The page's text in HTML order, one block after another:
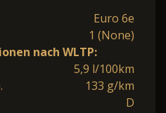
Euro 6e
1 (None)
nach WLTP:
5,9 l/100km
133 g/km
D